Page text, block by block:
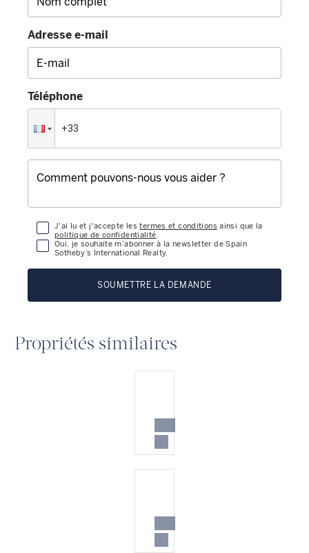
Adresse e-mail
Téléphone
J'ai lu et j'accepte lestermes et conditions ainsi que la
politique de confidentialité.
Oui, je souhaite m’abonner à la newsletter de Spain
Sotheby’s International Realty.
SOUMETTRE LA DEMANDE
Propriétés similaires